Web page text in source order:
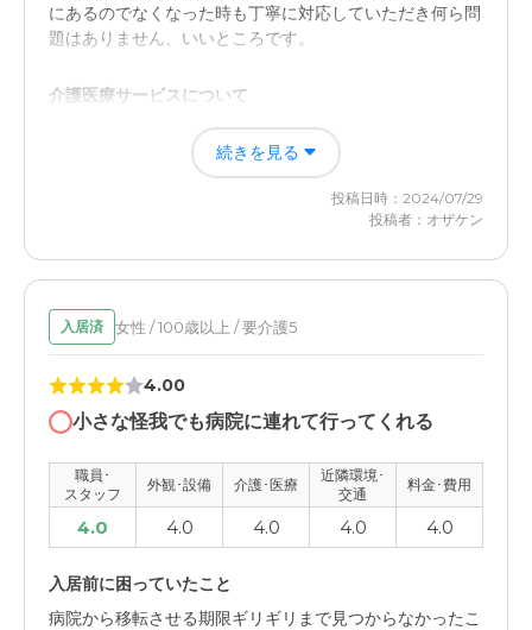
にあるのでなくなった時も丁寧に対応していただき何ら問
題はありません、いいところです。
介護医療サービスについて
入っている他の人がエレベーターの中で食事が楽しみだと
言っていたのでおいしかったのであろう。母親は認知症が
進んでいるのでわからない。亡くなった時丁寧に体をふい
続きを見る
投稿日時：2024/07/29
投稿者：オザケン
入居済 女性 / 100歳以上 / 要介護5
4.00
小さな怪我でも病院に連れて行ってくれる
職員･
スタッフ
外観･設備 介護･医療
近隣環境･
交通
料金･費用
4.0 4.0 4.0 4.0 4.0
入居前に困っていたこと
病院から移転させる期限ギリギリまで見つからなかったこ